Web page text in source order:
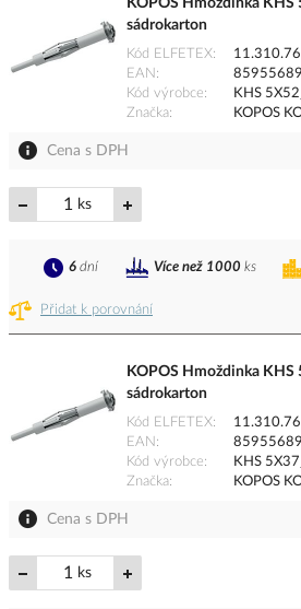
KOPOS Hmoždinka KHS
sádrokarton
Kód ELFETEX
EAN
Kód výrobce
KHS
Značka
KOPOS
Cena s DPH
ks
Přidat k porovnání
6 dní Více než 1000 ks
KOPOS Hmoždinka KHS
sádrokarton
Kód ELFETEX
EAN
Kód výrobce
KHS
Značka
KOPOS
Cena s DPH
ks